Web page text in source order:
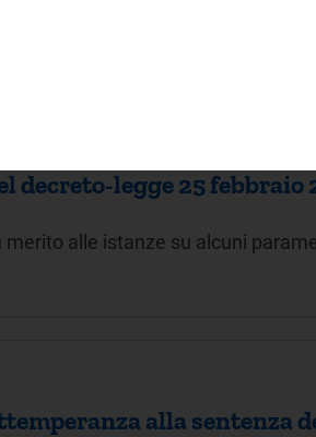
di impianti rilevanti
decreto-legge 25 febbraio
alle istanze su alcuni
alla sentenza